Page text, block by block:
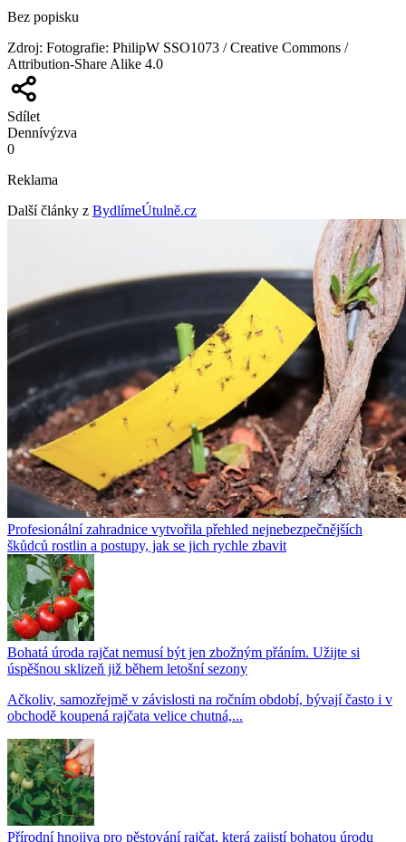
Bez popisku
Zdroj: Fotografie: PhilipW SSO1073 / Creative Commons /
Attribution-Share Alike 4.0
Sdílet
Dennívýzva
0
Reklama
Další články z BydlímeÚtulně.cz
Profesionální zahradnice vytvořila přehled nejnebezpečnějších
škůdců rostlin a postupy, jak se jich rychle zbavit
Bohatá úroda rajčat nemusí být jen zbožným přáním. Užijte si
úspěšnou sklizeň již během letošní sezony
Ačkoliv, samozřejmě v závislosti na ročním období, bývají často i v
obchodě koupená rajčata velice chutná,...
Přírodní hnojiva pro pěstování rajčat, která zajistí bohatou úrodu